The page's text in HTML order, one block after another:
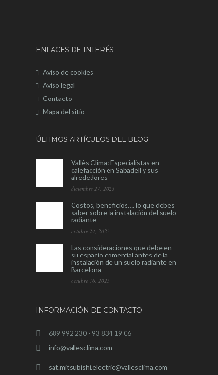
ENLACES DE INTERÉS
Aviso de cookies
Aviso legal
Contacto
Mapa del sitio
ÚLTIMOS ARTÍCULOS DEL BLOG
Vallès Clima: Especialistas en
calefacción en Sabadell y sus
alrededores
diciembre 27, 2023
Costos, beneficios…. lo que debes
saber sobre la instalación del suelo
radiante
octubre 24, 2023
Las consideraciones que debe en
su espacio comercial antes de la
instalación de un suelo radiante en
Barcelona
octubre 16, 2023
INFORMACIÓN DE CONTACTO
689 992 230 - 93 834 19 06
info@vallesclima.com
sat.mitsubishi.electric@vallesclima.com